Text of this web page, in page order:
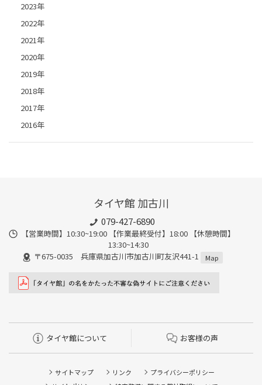
2023年
2022年
2021年
2020年
2019年
2018年
2017年
2016年
タイヤ館 加古川
079-427-6890
【営業時間】10:30~19:00 【作業最終受付】18:00 【休憩時間】
13:30~14:30
〒675-0035 兵庫県加古川市加古川町友沢441-1
Map
タイヤ館について お客様の声
サイトマップ リンク
プライバシーポリシー